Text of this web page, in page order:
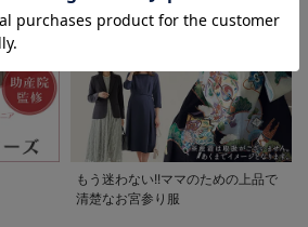
もう迷わない!!ママのための上品で
清楚なお宮参り服